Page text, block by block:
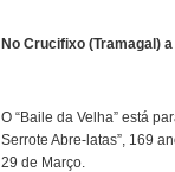
No Crucifixo (Tramagal)
O “Baile da Velha” está
Serrote Abre-latas”, 169
29 de Março.